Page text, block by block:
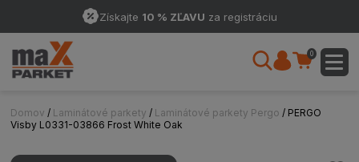
Získajte 10 % ZĽAVU za registráciu
0
Domov / Laminátové parkety / Laminátové parkety Pergo / PERGO
Visby L0331-03866 Frost White Oak